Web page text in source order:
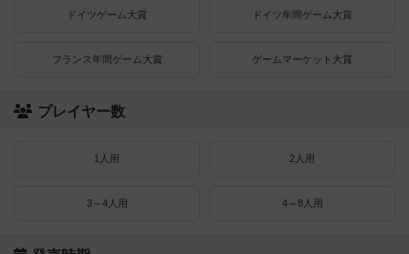
ドイツゲーム大賞 ドイツ年間ゲーム大賞
フランス年間ゲーム大賞 ゲームマーケット大賞
プレイヤー数
1人用 2人用
3～4人用 4～8人用